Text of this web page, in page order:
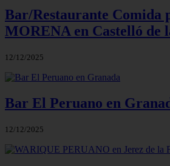
Bar/Restaurante Comida
MORENA en Castelló de
12/12/2025
Bar El Peruano en
12/12/2025